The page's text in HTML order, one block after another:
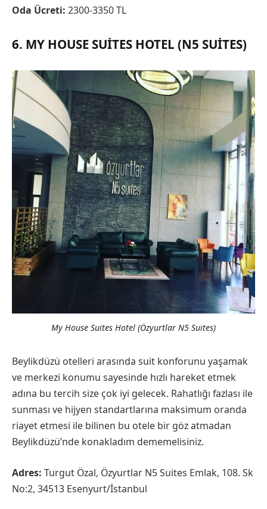
Oda Ücreti: 2300-3350 TL
6. MY HOUSE SUITES HOTEL (N5 SUITES)
My House Suites Hotel (Özyurtlar N5 Suites)
Beylikdüzü otelleri arasında suit konforunu yaşamak
ve merkezi konumu sayesinde hızlı hareket etmek
adına bu tercih size çok iyi gelecek. Rahatlığı fazlası ile
sunması ve hijyen standartlarına maksimum oranda
riayet etmesi ile bilinen bu otele bir göz atmadan
Beylikdüzü’nde konakladım dememelisiniz.
Adres: Turgut Özal, Özyurtlar N5 Suites Emlak, 108. Sk
No:2, 34513 Esenyurt/İstanbul